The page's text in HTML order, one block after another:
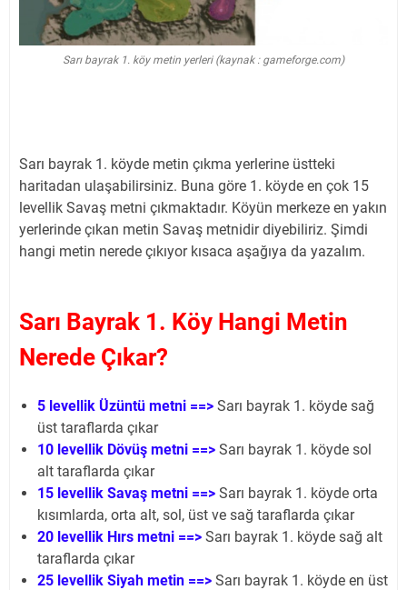
Sarı bayrak 1. köy metin yerleri (kaynak : gameforge.com)
Sarı bayrak 1. köyde metin çıkma yerlerine üstteki
haritadan ulaşabilirsiniz. Buna göre 1. köyde en çok 15
levellik Savaş metni çıkmaktadır. Köyün merkeze en yakın
yerlerinde çıkan metin Savaş metnidir diyebiliriz. Şimdi
hangi metin nerede çıkıyor kısaca aşağıya da yazalım.
Sarı Bayrak 1. Köy Hangi Metin
Nerede Çıkar?
5 levellik Üzüntü metni ==> Sarı bayrak 1. köyde sağ
üst taraflarda çıkar
10 levellik Dövüş metni ==> Sarı bayrak 1. köyde sol
alt taraflarda çıkar
15 levellik Savaş metni ==> Sarı bayrak 1. köyde orta
kısımlarda, orta alt, sol, üst ve sağ taraflarda çıkar
20 levellik Hırs metni ==> Sarı bayrak 1. köyde sağ alt
taraflarda çıkar
25 levellik Siyah metin ==> Sarı bayrak 1. köyde en üst